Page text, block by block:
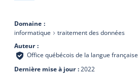
Domaine
informatique
traitement des données
Auteur
Office québécois de la langue française
Dernière mise à jour 2022